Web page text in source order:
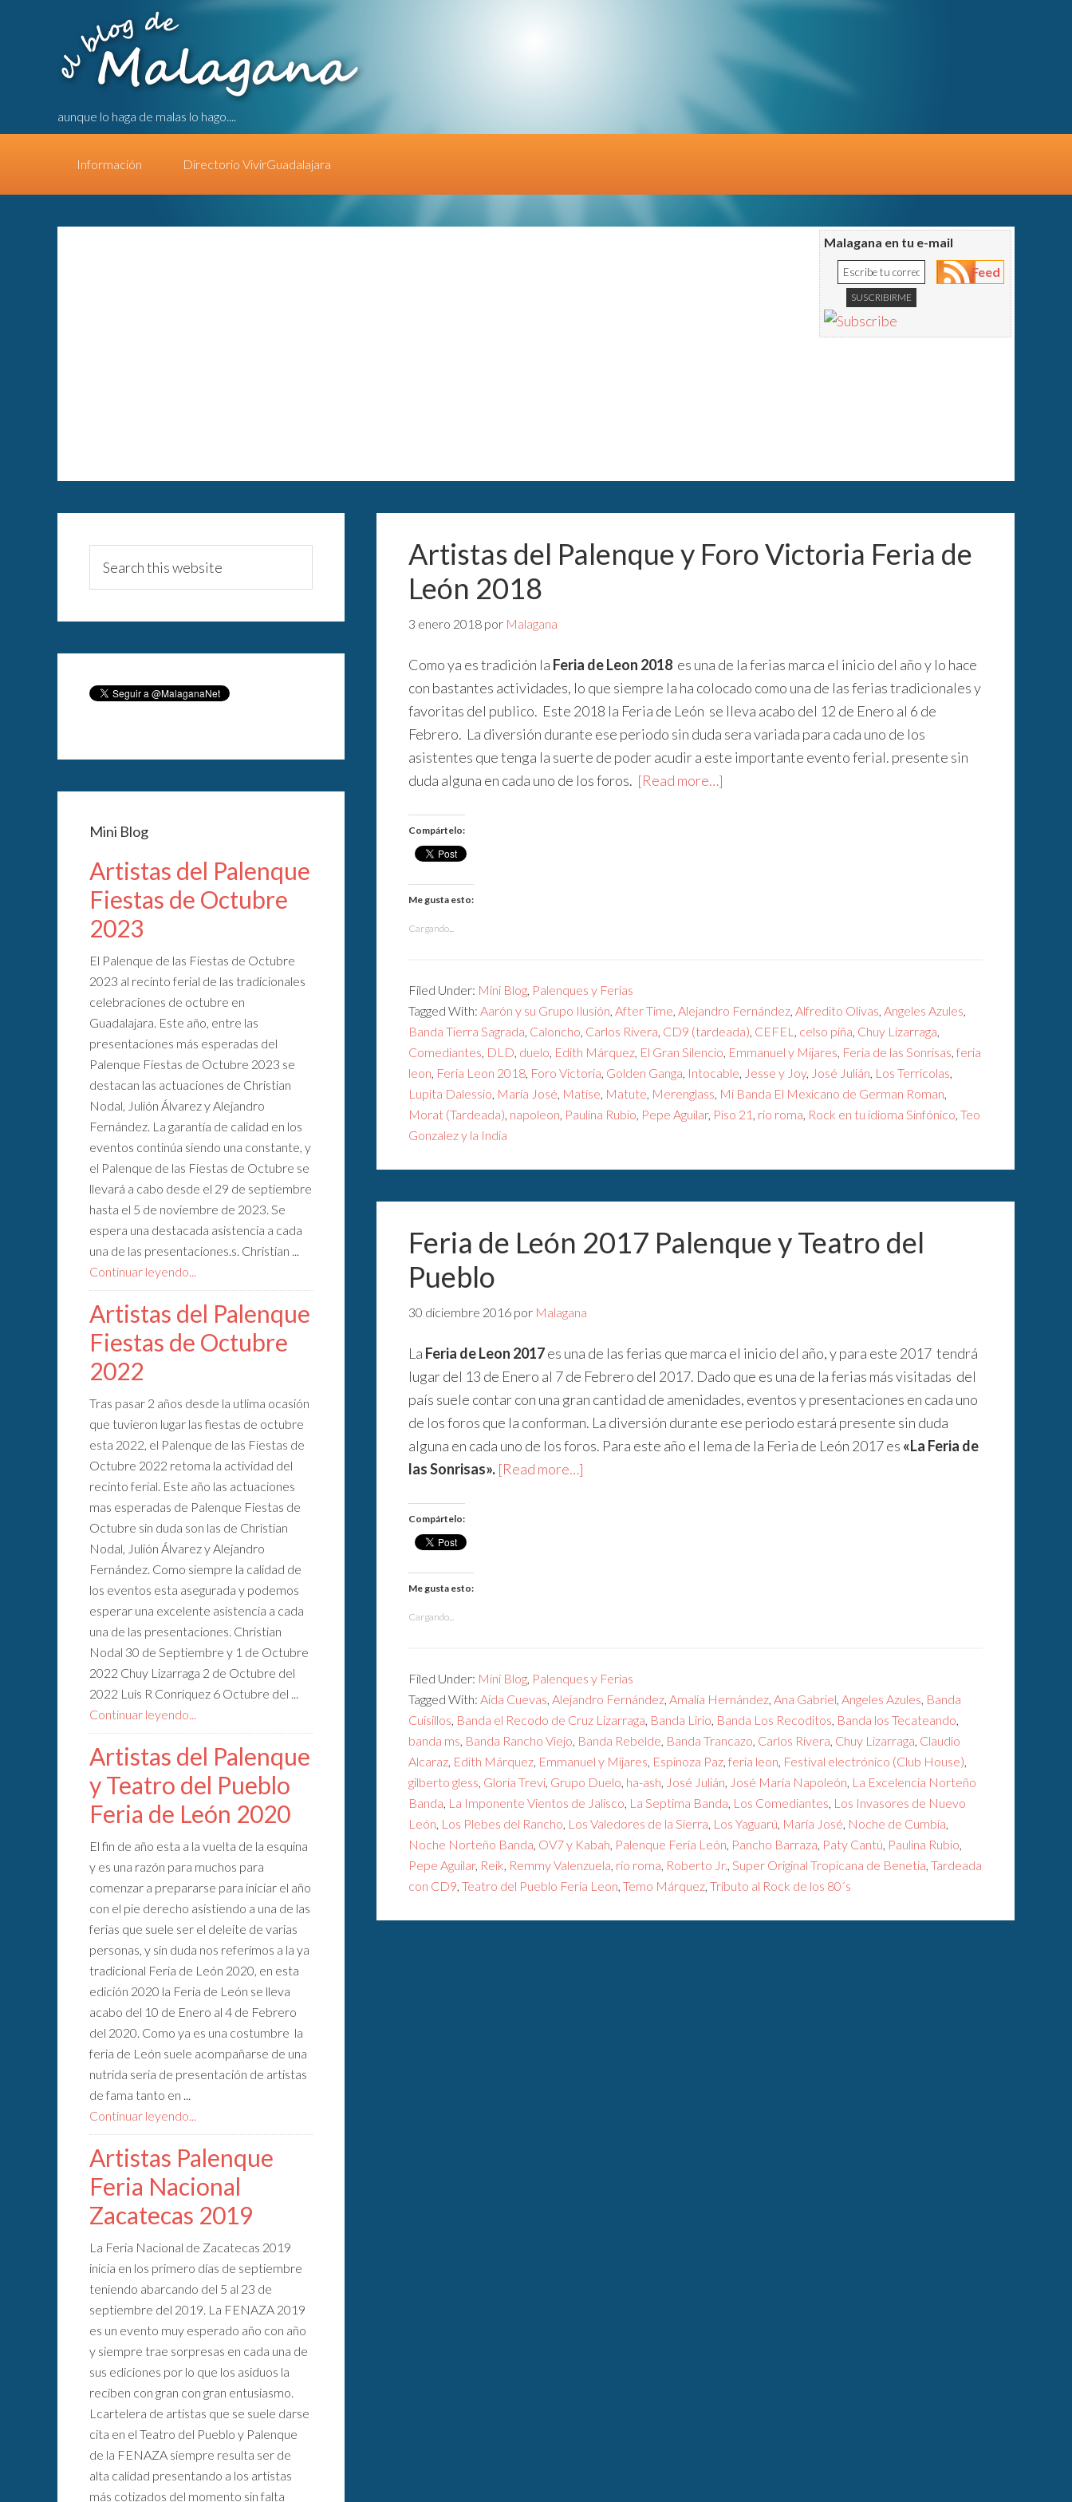
aunque lo haga de malas lo hago....
Información Directorio VivirGuadalajara
Malagana en tu e-mail
Feed
Artistas del Palenque y Foro Victoria Feria de
León 2018
3 enero 2018 por Malagana
Como ya es tradición la Feria de Leon 2018 es una de la ferias marca el inicio del año y lo hace
con bastantes actividades, lo que siempre la ha colocado como una de las ferias tradicionales y
favoritas del publico. Este 2018 la Feria de León se lleva acabo del 12 de Enero al 6 de
Febrero. La diversión durante ese periodo sin duda sera variada para cada uno de los
asistentes que tenga la suerte de poder acudir a este importante evento ferial. presente sin
duda alguna en cada uno de los foros. [Read more…]
Compártelo:
Me gusta esto:
Cargando...
Filed Under: Mini Blog, Palenques y Ferias
Tagged With: Aarón y su Grupo Ilusión, After Time, Alejandro Fernández, Alfredito Olivas, Angeles Azules,
Banda Tierra Sagrada, Caloncho, Carlos Rivera, CD9 (tardeada), CEFEL , celso piña, Chuy Lizarraga,
Comediantes, DLD, duelo, Edith Márquez, El Gran Silencio, Emmanuel y Mijares, Feria de las Sonrisas, feria
leon, Feria Leon 2018, Foro Victoria, Golden Ganga, Intocable, Jesse y Joy, José Julián, Los Terricolas,
Lupita Dalessio, María José, Matise, Matute, Merenglass, Mi Banda El Mexicano de German Roman,
Morat (Tardeada), napoleon, Paulina Rubio, Pepe Aguilar, Piso 21 , río roma, Rock en tu idioma Sinfónico, Teo
Gonzalez y la India
Feria de León 2017 Palenque y Teatro del
Pueblo
30 diciembre 2016 por Malagana
La Feria de Leon 2017es una de las ferias que marca el inicio del año, y para este 2017 tendrá
lugar del 13 de Enero al 7 de Febrero del 2017. Dado que es una de la ferias más visitadas del
país suele contar con una gran cantidad de amenidades, eventos y presentaciones en cada uno
de los foros que la conforman. La diversión durante ese periodo estará presente sin duda
alguna en cada uno de los foros. Para este año el lema de la Feria de León 2017 es «La Feria de
las Sonrisas». [Read more…]
Compártelo:
Me gusta esto:
Cargando...
Filed Under: Mini Blog, Palenques y Ferias
Tagged With: Aida Cuevas, Alejandro Fernández, Amalia Hernández, Ana Gabriel, Angeles Azules, Banda
Cuisillos, Banda el Recodo de Cruz Lizarraga, Banda Lirio, Banda Los Recoditos, Banda los Tecateando,
banda ms, Banda Rancho Viejo, Banda Rebelde, Banda Trancazo, Carlos Rivera, Chuy Lizarraga, Claudio
Alcaraz, Edith Márquez, Emmanuel y Mijares, Espinoza Paz, feria leon, Festival electrónico (Club House),
gilberto gless, Gloria Trevi, Grupo Duelo, ha-ash, José Julián, José María Napoleón, La Excelencia Norteño
Banda, La Imponente Vientos de Jalisco, La Septima Banda, Los Comediantes, Los Invasores de Nuevo
León, Los Plebes del Rancho, Los Valedores de la Sierra, Los Yaguarú, María José, Noche de Cumbia,
Noche Norteño Banda, OV7 y Kabah, Palenque Feria León, Pancho Barraza, Paty Cantú, Paulina Rubio,
Pepe Aguilar, Reik, Remmy Valenzuela, río roma, Roberto Jr., Super Original Tropicana de Benetia, Tardeada
con CD9, Teatro del Pueblo Feria Leon, Temo Márquez, Tributo al Rock de los 80´s
Mini Blog
Artistas del Palenque
Fiestas de Octubre
2023
El Palenque de las Fiestas de Octubre
2023 al recinto ferial de las tradicionales
celebraciones de octubre en
Guadalajara. Este año, entre las
presentaciones más esperadas del
Palenque Fiestas de Octubre 2023 se
destacan las actuaciones de Christian
Nodal, Julión Álvarez y Alejandro
Fernández. La garantía de calidad en los
eventos continúa siendo una constante, y
el Palenque de las Fiestas de Octubre se
llevará a cabo desde el 29 de septiembre
hasta el 5 de noviembre de 2023. Se
espera una destacada asistencia a cada
una de las presentaciones.s. Christian ...
Continuar leyendo...
Artistas del Palenque
Fiestas de Octubre
2022
Tras pasar 2 años desde la utlima ocasión
que tuvieron lugar las fiestas de octubre
esta 2022, el Palenque de las Fiestas de
Octubre 2022 retoma la actividad del
recinto ferial. Este año las actuaciones
mas esperadas de Palenque Fiestas de
Octubre sin duda son las de Christian
Nodal, Julión Álvarez y Alejandro
Fernández. Como siempre la calidad de
los eventos esta asegurada y podemos
esperar una excelente asistencia a cada
una de las presentaciones. Christian
Nodal 30 de Septiembre y 1 de Octubre
2022 Chuy Lizarraga 2 de Octubre del
2022 Luis R Conriquez 6 Octubre del ...
Continuar leyendo...
Artistas del Palenque
y Teatro del Pueblo
Feria de León 2020
El fin de año esta a la vuelta de la esquina
y es una razón para muchos para
comenzar a prepararse para iniciar el año
con el pie derecho asistiendo a una de las
ferias que suele ser el deleite de varias
personas, y sin duda nos referimos a la ya
tradicional Feria de León 2020, en esta
edición 2020 la Feria de León se lleva
acabo del 10 de Enero al 4 de Febrero
del 2020. Como ya es una costumbre la
feria de León suele acompañarse de una
nutrida seria de presentación de artistas
de fama tanto en ...
Continuar leyendo...
Artistas Palenque
Feria Nacional
Zacatecas 2019
La Feria Nacional de Zacatecas 2019
inicia en los primero días de septiembre
teniendo abarcando del 5 al 23 de
septiembre del 2019. La FENAZA 2019
es un evento muy esperado año con año
y siempre trae sorpresas en cada una de
sus ediciones por lo que los asiduos la
reciben con gran con gran entusiasmo.
Lcartelera de artistas que se suele darse
cita en el Teatro del Pueblo y Palenque
de la FENAZA siempre resulta ser de
alta calidad presentando a los artistas
más cotizados del momento sin falta